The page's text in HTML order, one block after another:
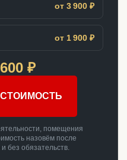
от 3 900 ₽
от 1 900 ₽
₽
помещения
назовём после
без обязательств.